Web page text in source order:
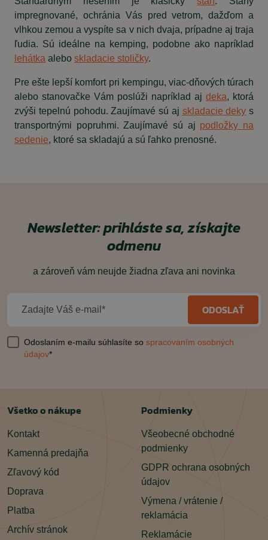
impregnované, ochránia Vás pred vetrom, dažďom a
vlhkou zemou a vyspíte sa v nich dvaja, prípadne aj traja
ľudia. Sú ideálne na kemping, podobne ako napríklad
lehátka alebo skladacie stoličky.
Pre ešte lepší komfort pri kempingu, viac-dňových túrach
alebo stanovačke Vám poslúži napríklad aj deka, ktorá
zvýši tepelnú pohodu. Zaujímavé sú aj skladacie deky s
transportnými popruhmi. Zaujímavé sú aj podložky na
sedenie, ktoré sa skladajú a sú ľahko prenosné.
Newsletter: prihláste sa, získajte
odmenu
a zároveň vám neujde žiadna zľava ani novinka
Zadajte Váš e-mail* ODOSLAŤ
Odoslaním e-mailu súhlasíte so spracovaním osobných
údajov*
Všetko o nákupe
Kontakt
Kamenná predajňa
Zľavový kód
Doprava
Platba
Archív stránok
Podmienky
Všeobecné obchodné
podmienky
GDPR ochrana osobných
údajov
Výmena / vrátenie /
reklamácia
Reklamácie